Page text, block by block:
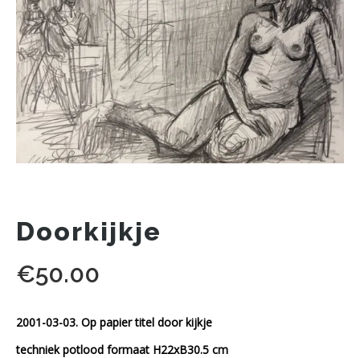
Doorkijkje
€50.00
2001-03-03. Op papier titel door kijkje
techniek potlood formaat H22xB30.5 cm